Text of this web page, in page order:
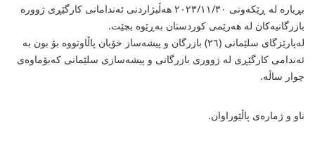
بڕیارە لە ڕێکەوتی ۲٠۲۳/۱۱/۳٠ هەڵبژاردنی ئەندامانی کارگێڕی ژوورە
بازرگانیەکان لە هەرێمی کوردستان بەڕێوە بچێت.
لەپارێزگای سلێمانی (۲٦) بازرگان و پیشەساز خۆیان پاڵاوتووە بۆ بون بە
ئەندامی کارگێڕی لە ژووری بازرگانی و پیشەسازی سلێمانی کەبۆماوەی
چوار ساڵە.
ناو و ژمارەی پاڵێوراوان.